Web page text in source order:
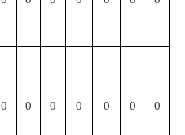
0 0 0 0 0 0 0